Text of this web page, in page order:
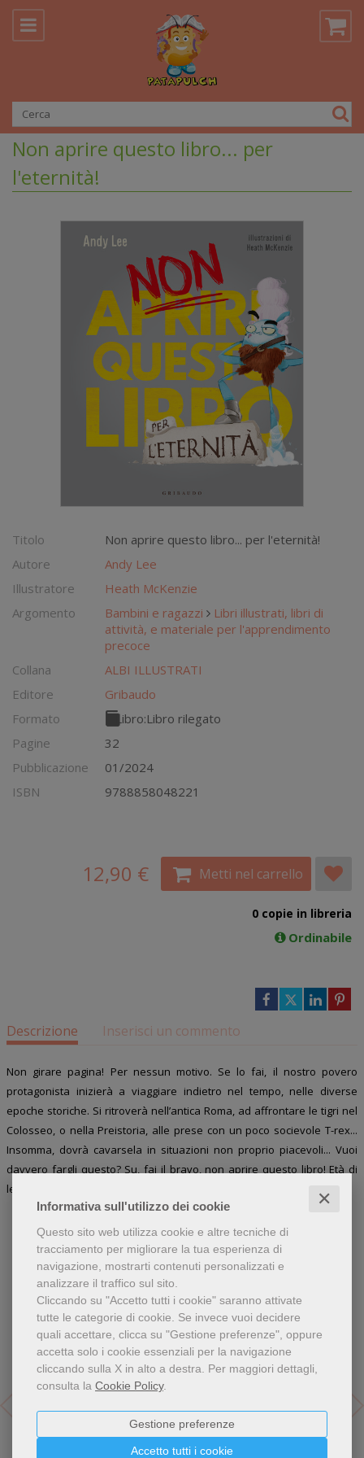
Informativa sull'utilizzo dei cookie ✕
Questo sito web utilizza cookie e altre tecniche di
tracciamento per migliorare la tua esperienza di
navigazione, mostrarti contenuti personalizzati e
analizzare il traffico sul sito.
Cliccando su "Accetto tutti i cookie" saranno attivate
tutte le categorie di cookie. Se invece vuoi decidere
quali accettare, clicca su "Gestione preferenze", oppure
accetta solo i cookie essenziali per la navigazione
cliccando sulla X in alto a destra. Per maggiori dettagli,
consulta la Cookie Policy.
Accetto tutti i cookie
Gestione preferenze
Non aprire questo libro... per
l'eternità!
Titolo
Non aprire questo libro... per l'eternità!
Autore
Andy Lee
Illustratore
Heath McKenzie
Argomento
Bambini e ragazzi
Libri illustrati, libri di
attività, e materiale per l'apprendimento
precoce
Collana
ALBI ILLUSTRATI
Editore
Gribaudo
Formato
Libro:Libro rilegato
Pagine
32
Pubblicazione
01/2024
ISBN
9788858048221
12,90 € Metti nel carrello
0 copie in libreria
Ordinabile
Descrizione Inserisci un commento
Non girare pagina! Per nessun motivo. Se lo fai, il nostro povero
protagonista inizierà a viaggiare indietro nel tempo, nelle diverse
epoche storiche. Si ritroverà nell’antica Roma, ad affrontare le tigri nel
Colosseo, o nella Preistoria, alle prese con un poco socievole T-rex...
Insomma, dovrà cavarsela in situazioni non proprio piacevoli... Vuoi
davvero fargli questo? Su, fai il bravo, non aprire questo libro! Età di
lettura: da 4 anni.
Libri dello stesso autore